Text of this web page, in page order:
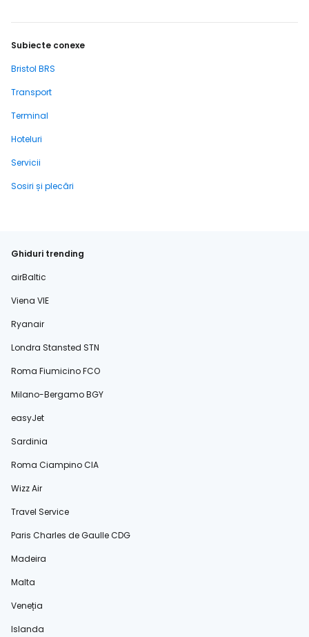
Subiecte conexe
Bristol BRS
Transport
Terminal
Hoteluri
Servicii
Sosiri și plecări
Ghiduri trending
airBaltic
Viena VIE
Ryanair
Londra Stansted STN
Roma Fiumicino FCO
Milano-Bergamo BGY
easyJet
Sardinia
Roma Ciampino CIA
Wizz Air
Travel Service
Paris Charles de Gaulle CDG
Madeira
Malta
Veneția
Islanda